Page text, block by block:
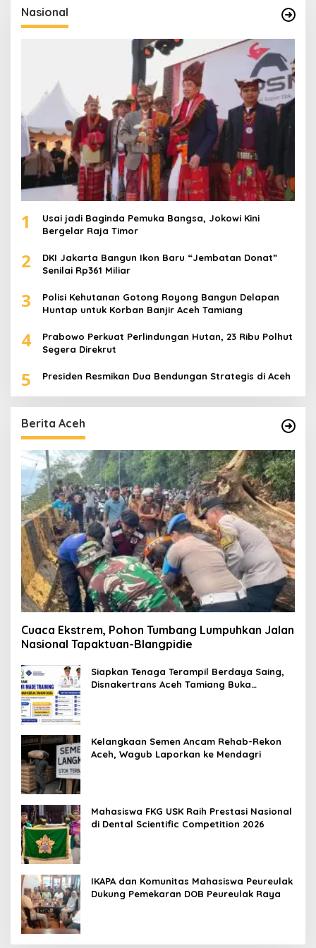
u
n
t
Nasional
1
Usai jadi Baginda Pemuka Bangsa, Jokowi Kini
Bergelar Raja Timor
2
DKI Jakarta Bangun Ikon Baru “Jembatan Donat”
Senilai Rp361 Miliar
3
Polisi Kehutanan Gotong Royong Bangun Delapan
Huntap untuk Korban Banjir Aceh Tamiang
4
Prabowo Perkuat Perlindungan Hutan, 23 Ribu Polhut
Segera Direkrut
5 Presiden Resmikan Dua Bendungan Strategis di Aceh
Berita Aceh
Cuaca Ekstrem, Pohon Tumbang Lumpuhkan Jalan
Nasional Tapaktuan-Blangpidie
Siapkan Tenaga Terampil Berdaya Saing,
Disnakertrans Aceh Tamiang Buka
Kelangkaan Semen Ancam Rehab-Rekon
Aceh, Wagub Laporkan ke Mendagri
Mahasiswa FKG USK Raih Prestasi Nasional
di Dental Scientific Competition 2026
IKAPA dan Komunitas Mahasiswa Peureulak
Dukung Pemekaran DOB Peureulak Raya